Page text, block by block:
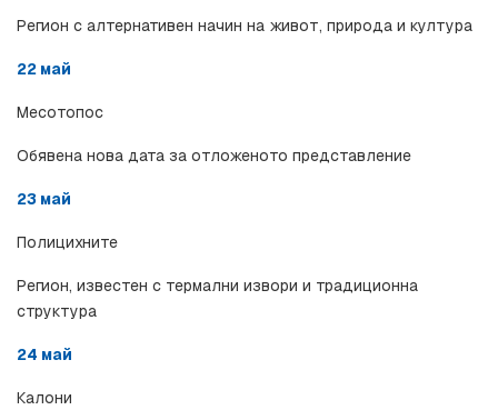
Регион с алтернативен начин на живот, природа и култура
22 май
Месотопос
Обявена нова дата за отложеното представление
23 май
Полицихните
Регион, известен с термални извори и традиционна
структура
24 май
Калони